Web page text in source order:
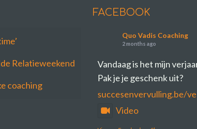
Relatieweekend
coaching
FACEBOOK
Quo Vadis Coaching
2 months ago
Vandaag is het mijn
Pak je je geschenk uit?
succesenvervulling.be/
Video